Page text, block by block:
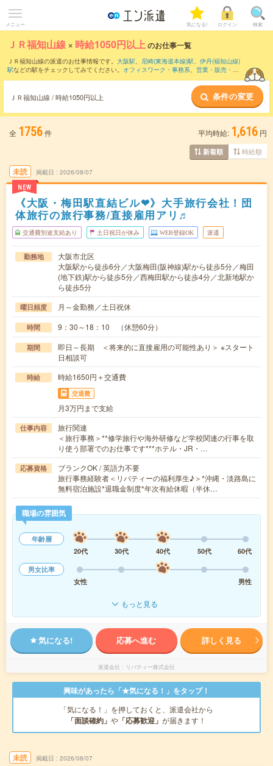
メニュー 気になる! ログイン 検索
ＪＲ福知山線 × 時給1050円以上のお仕事一覧
ＪＲ福知山線の派遣のお仕事情報です。 大阪駅、 尼崎(東海道本線)駅、 伊丹(福知山線)
駅などの駅をチェックしてみてください。 オフィスワーク・事務系、 営業・販売・サ
などのこだわり条件で絞り込んでいただけます。
ＪＲ福知山線 / 時給1050円以上 条件の変更
全 1756件 平均時給: 1,616 円
新着順 時給順
未読
NEW
掲載日 2026/08/07
《大阪・梅田駅直結ビル❤》大手旅行会社！団
体旅行の旅行事務/直接雇用アリ♬
交通費別途支給あり 土日祝日が休み WEB登録OK 派遣
勤務地
大阪市北区
大阪駅から徒歩6分／大阪梅田(阪神線)駅から徒歩5分／梅田
(地下鉄)駅から徒歩5分／西梅田駅から徒歩4分／北新地駅か
ら徒歩5分
曜日頻度 月～金勤務／土日祝休
時間 9：30～18：10 （休憩60分）
期間
即日～長期 ＜将来的に直接雇用の可能性あり＞ ※スタート
日相談可
時給 時給1650円＋交通費
交通費
月3万円まで支給
仕事内容
旅行関連
＜旅行事務＞**修学旅行や海外研修など学校関連の行事を取
り使う部署でのお仕事です***ホテル・JR・…
応募資格
ブランクOK / 英語力不要
旅行事務経験者＜リバティーの福利厚生♪＞*沖縄・淡路島に
無料宿泊施設*退職金制度*年次有給休暇（半休…
職場の雰囲気
年齢層
20代
30代 40代 50代
60代
男女比率
女性
男性
もっと見る
気になる! 応募へ進む 詳しく見る
派遣会社 リバティー株式会社
興味があったら「★気になる！」をタップ！
「気になる！」を押しておくと、派遣会社から
「面談確約」 や 「応募歓迎」 が届きます！
未読 掲載日 2026/08/07